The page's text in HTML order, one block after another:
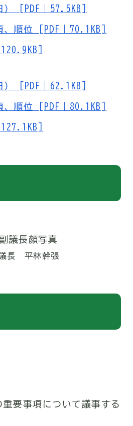
） [PDF｜57.5KB]
順位 [PDF｜70.1KB]
） [PDF｜62.1KB]
順位 [PDF｜80.1KB]
長 平林幹張
要事項について議事する